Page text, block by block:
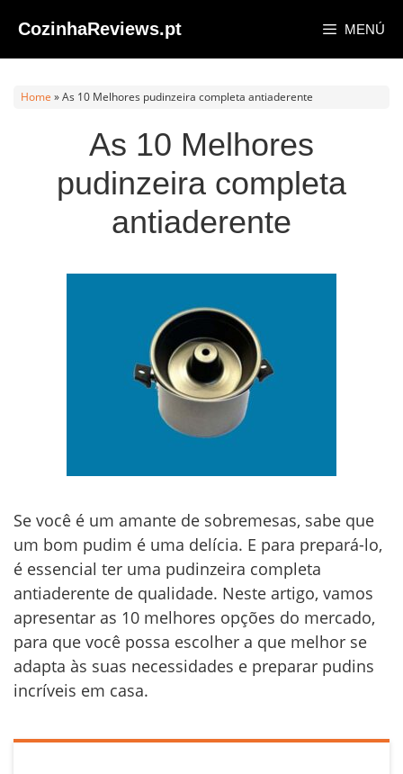
contenido
CozinhaReviews.pt MENÚ
Home »As 10 Melhores pudinzeira completa antiaderente
As 10 Melhores
pudinzeira completa
antiaderente
Se você é um amante de sobremesas, sabe que
um bom pudim é uma delícia. E para prepará-lo,
é essencial ter uma pudinzeira completa
antiaderente de qualidade. Neste artigo, vamos
apresentar as 10 melhores opções do mercado,
para que você possa escolher a que melhor se
adapta às suas necessidades e preparar pudins
incríveis em casa.